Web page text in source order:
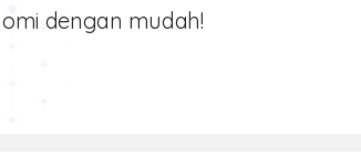
dengan mudah!